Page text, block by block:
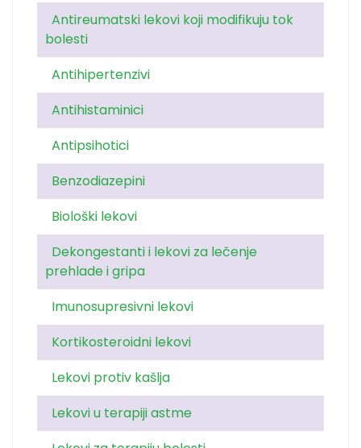
Antireumatski lekovi koji modifikuju tok
bolesti
Antihipertenzivi
Antihistaminici
Antipsihotici
Benzodiazepini
Biološki lekovi
Dekongestanti i lekovi za lečenje
prehlade i gripa
Imunosupresivni lekovi
Kortikosteroidni lekovi
Lekovi protiv kašlja
Lekovi u terapiji astme